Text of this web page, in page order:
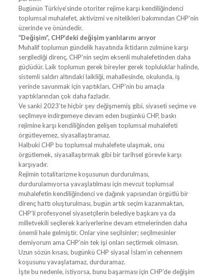
Bugünün Türkiye’sinde otoriter rejime karşı kendiliğindenci
toplumsal muhalefet, aktivizmi ve nitelikleri bakımından CHP’nin
üzerinde ve önündedir.
“Değişim”, CHP’deki değişim yanlılarını arıyor
Muhalif toplumun gündelik hayatında iktidarın zulmüne karşı
sergilediği direnç, CHP’nin seçim eksenli muhalefetinden daha
güçlüdür. Laik toplumun gerek bireyler gerek topluluklar halinde,
sistemli saldırı altındaki laikliği, mahallesinde, okulunda, iş
yerinde savunmak için yaptıkları, CHP’nin bu amaçla
yaptıklarından çok daha fazladır.
Ve sanki 2023’te hiçbir şey değişmemiş gibi, siyaseti seçime ve
seçilmeye indirgemeye devam eden bugünkü CHP, baskı
rejimine karşı kendiliğinden gelişen toplumsal muhalefeti
örgütleyemez, siyasallaştıramaz.
Halbuki CHP bu toplumsal muhalefete ulaşmak, onu
örgütlemek, siyasallaştırmak gibi bir tarihsel görevle karşı
karşıyadır.
Rejimin totalitarizme koşusunun durdurulması,
durdurulamıyorsa yavaşlatılması için mevcut toplumsal
muhalefetin kendiliğindenci ve dağınık yapısından örgütlü bir
direnç hattı oluşturulması, bugün artık seçim kazanmaktan,
CHP’li profesyonel siyasetçilerin belediye başkanı ya da
milletvekili seçilerek kariyerlerine devam etmelerinden daha
önemli hale gelmiştir. Onlar yine seçilsinler; seçilmesinler
demiyorum ama CHP’nin tek işi onları seçtirmek olmasın.
Uzun sözün kısası, bugünkü CHP siyasal İslam’ın cehennem
koşusunu yavaşlatamaz, durduramaz.
İşte bu nedenle, istiyorsa, bunu başarması için CHP’de değişim